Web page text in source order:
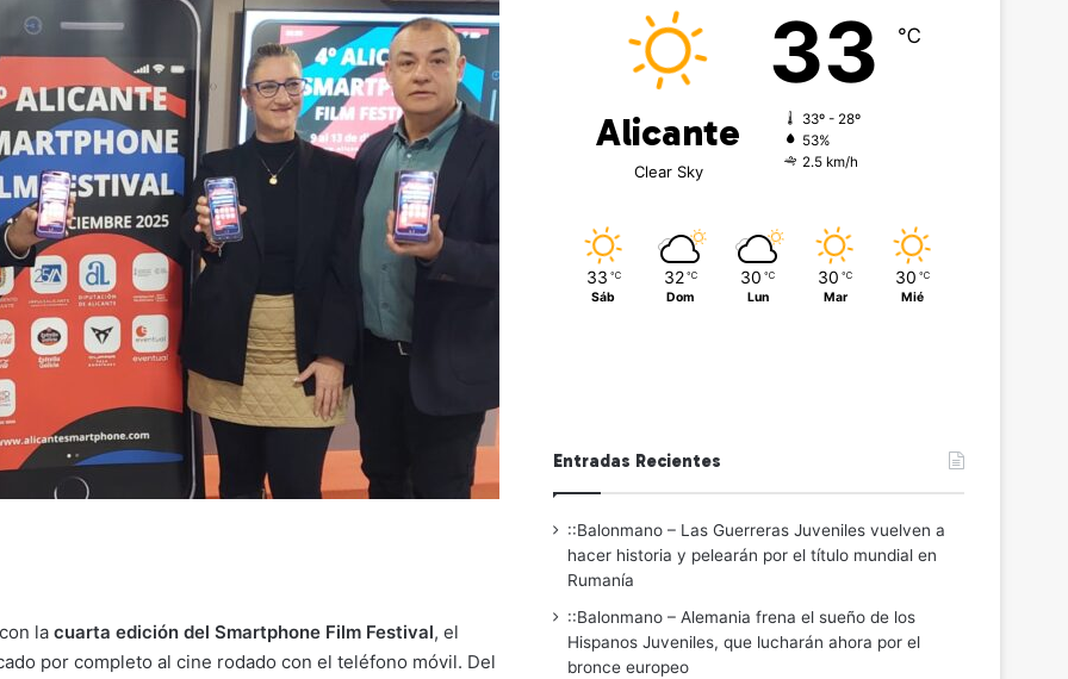
la cuarta edición del Smartphone Film Festival, el
por completo al cine rodado con el teléfono móvil. Del
Alicante
Clear Sky
33 ℃
33º - 28º
53%
2.5 km/h
33 ℃
Sáb
32 ℃
Dom
30 ℃
Lun
30 ℃
Mar
30 ℃
Mié
Entradas Recientes
::Balonmano – Las Guerreras Juveniles vuelven a
hacer historia y pelearán por el título mundial en
Rumanía
::Balonmano – Alemania frena el sueño de los
Hispanos Juveniles, que lucharán ahora por el
bronce europeo